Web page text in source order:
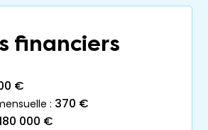
financiers
€
: 370 €
000 €